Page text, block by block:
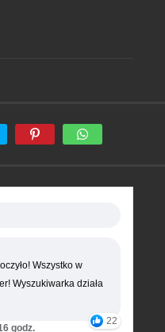
Wszystko w
Wyszukiwarka działa
22
godz.